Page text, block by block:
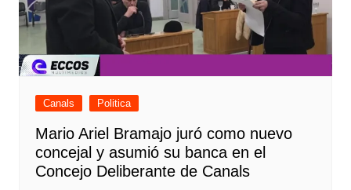
Canals Politica
Mario Ariel Bramajo juró como nuevo
concejal y asumió su banca en el
Concejo Deliberante de Canals